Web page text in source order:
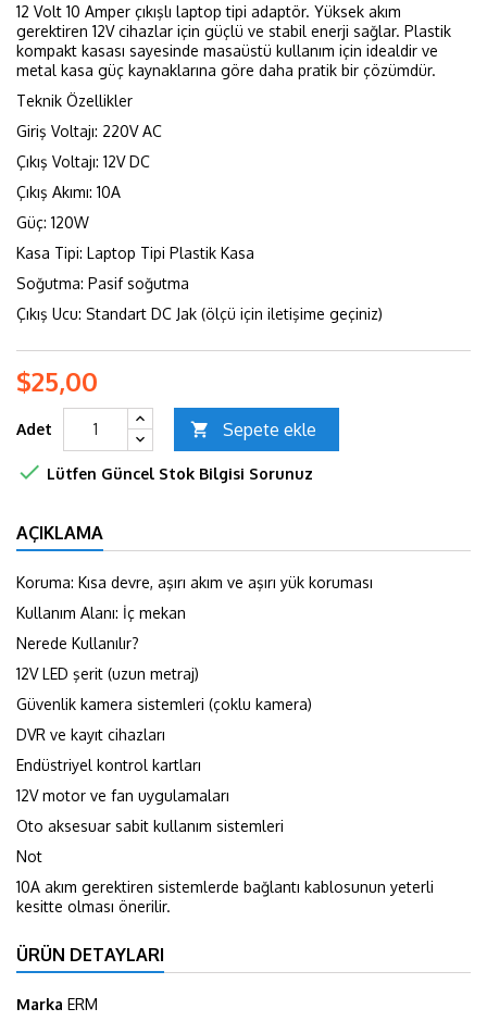
12 Volt 10 Amper çıkışlı laptop tipi adaptör. Yüksek akım
gerektiren 12V cihazlar için güçlü ve stabil enerji sağlar. Plastik
kompakt kasası sayesinde masaüstü kullanım için idealdir ve
metal kasa güç kaynaklarına göre daha pratik bir çözümdür.
Teknik Özellikler
Giriş Voltajı: 220V AC
Çıkış Voltajı: 12V DC
Çıkış Akımı: 10A
Güç: 120W
Kasa Tipi: Laptop Tipi Plastik Kasa
Soğutma: Pasif soğutma
Çıkış Ucu: Standart DC Jak (ölçü için iletişime geçiniz)
$25,00
Adet  Sepete ekle
 Lütfen Güncel Stok Bilgisi Sorunuz
AÇIKLAMA
Koruma: Kısa devre, aşırı akım ve aşırı yük koruması
Kullanım Alanı: İç mekan
Nerede Kullanılır?
12V LED şerit (uzun metraj)
Güvenlik kamera sistemleri (çoklu kamera)
DVR ve kayıt cihazları
Endüstriyel kontrol kartları
12V motor ve fan uygulamaları
Oto aksesuar sabit kullanım sistemleri
Not
10A akım gerektiren sistemlerde bağlantı kablosunun yeterli
kesitte olması önerilir.
ÜRÜN DETAYLARI
Marka ERM